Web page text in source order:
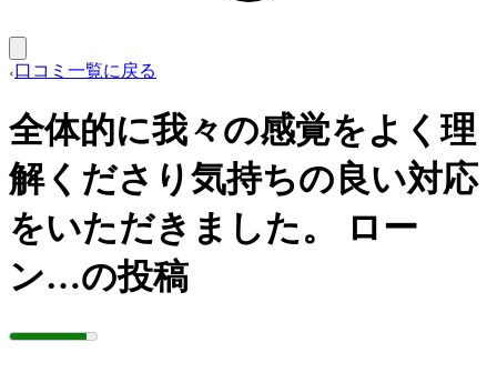
口コミ一覧に戻る
全体的に我々の感覚をよく理
解くださり気持ちの良い対応
をいただきました。 ロー
ン…の投稿